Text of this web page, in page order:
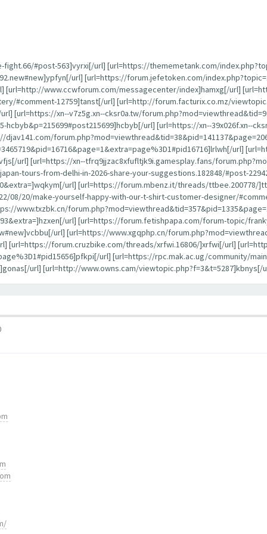
#post-563]vyrxi[/url] [url=https://thememetank.com/
url] [url=https://forum.jefetoken.com/
www.ccwforum.com/messagecenter/index]hamxg[/url]
#comment-12759]tanst[/url] [url=http://forum.facturix.co.mz/
[url=https://xn--v7z5g.xn--cksr0a.tw/
url] [url=https://xn--39x026f.xn--
url]
url] [url=https://xn--tfrq9jjzac8xfufltjk9i.gamesplay.fans/
tours-from-delhi-in-2026-share-your-suggestions.182848/#post-
url] [url=https://forum.mbenz.it/threads/ttbee.200778/
08/20/make-yourself-happy-with-our-t-shirt-customer-designer/
www.txzbk.cn/
url] [url=https://forum.fetishpapa.com/forum-topic/
url] [url=https://www.xgqphp.cn/
[url=https://forum.cruzbike.com/threads/xrfwi.16806/]xrfwi[/url]
url] [url=https://rpc.mak.ac.ug/community/
url] [url=http://www.owns.cam/viewtopic.php?f=3&t=5287]kbnys[/